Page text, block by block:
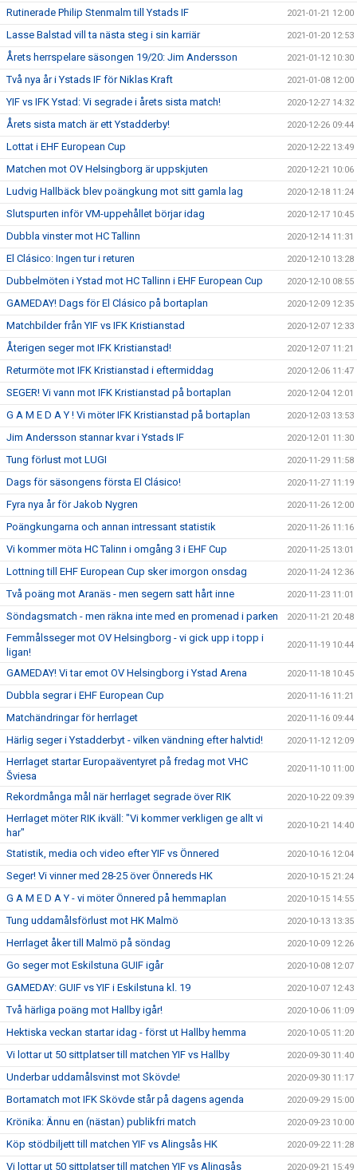
Rutinerade Philip Stenmalm till Ystads IF 2021-01-21 12:00
Lasse Balstad vill ta nästa steg i sin karriär 2021-01-20 12:53
Årets herrspelare säsongen 19/20: Jim Andersson 2021-01-12 10:30
Två nya år i Ystads IF för Niklas Kraft 2021-01-08 12:00
YIF vs IFK Ystad: Vi segrade i årets sista match! 2020-12-27 14:32
Årets sista match är ett Ystadderby! 2020-12-26 09:44
Lottat i EHF European Cup 2020-12-22 13:49
Matchen mot OV Helsingborg är uppskjuten 2020-12-21 10:06
Ludvig Hallbäck blev poängkung mot sitt gamla lag 2020-12-18 11:24
Slutspurten inför VM-uppehållet börjar idag 2020-12-17 10:45
Dubbla vinster mot HC Tallinn 2020-12-14 11:31
El Clásico: Ingen tur i returen 2020-12-10 13:28
Dubbelmöten i Ystad mot HC Tallinn i EHF European Cup 2020-12-10 08:55
GAMEDAY! Dags för El Clásico på bortaplan 2020-12-09 12:35
Matchbilder från YIF vs IFK Kristianstad 2020-12-07 12:33
Återigen seger mot IFK Kristianstad! 2020-12-07 11:21
Returmöte mot IFK Kristianstad i eftermiddag 2020-12-06 11:47
SEGER! Vi vann mot IFK Kristianstad på bortaplan 2020-12-04 12:01
G A M E D A Y ! Vi möter IFK Kristianstad på bortaplan 2020-12-03 13:53
Jim Andersson stannar kvar i Ystads IF 2020-12-01 11:30
Tung förlust mot LUGI 2020-11-29 11:58
Dags för säsongens första El Clásico! 2020-11-27 11:19
Fyra nya år för Jakob Nygren 2020-11-26 12:00
Poängkungarna och annan intressant statistik 2020-11-26 11:16
Vi kommer möta HC Talinn i omgång 3 i EHF Cup 2020-11-25 13:01
Lottning till EHF European Cup sker imorgon onsdag 2020-11-24 12:36
Två poäng mot Aranäs - men segern satt hårt inne 2020-11-23 11:01
Söndagsmatch - men räkna inte med en promenad i parken 2020-11-21 20:48
Femmålsseger mot OV Helsingborg - vi gick upp i topp i
ligan!
2020-11-19 10:44
GAMEDAY! Vi tar emot OV Helsingborg i Ystad Arena 2020-11-18 10:45
Dubbla segrar i EHF European Cup 2020-11-16 11:21
Matchändringar för herrlaget 2020-11-16 09:44
Härlig seger i Ystadderbyt - vilken vändning efter halvtid! 2020-11-12 12:09
Herrlaget startar Europaäventyret på fredag mot VHC
Šviesa
2020-11-10 11:00
Rekordmånga mål när herrlaget segrade över RIK 2020-10-22 09:39
Herrlaget möter RIK ikväll: "Vi kommer verkligen ge allt vi
har"
2020-10-21 14:40
Statistik, media och video efter YIF vs Önnered 2020-10-16 12:04
Seger! Vi vinner med 28-25 över Önnereds HK 2020-10-15 21:24
G A M E D A Y - vi möter Önnered på hemmaplan 2020-10-15 14:55
Tung uddamålsförlust mot HK Malmö 2020-10-13 13:35
Herrlaget åker till Malmö på söndag 2020-10-09 12:26
Go seger mot Eskilstuna GUIF igår 2020-10-08 12:07
GAMEDAY: GUIF vs YIF i Eskilstuna kl. 19 2020-10-07 12:43
Två härliga poäng mot Hallby igår! 2020-10-06 11:09
Hektiska veckan startar idag - först ut Hallby hemma 2020-10-05 11:20
Vi lottar ut 50 sittplatser till matchen YIF vs Hallby 2020-09-30 11:40
Underbar uddamålsvinst mot Skövde! 2020-09-30 11:17
Bortamatch mot IFK Skövde står på dagens agenda 2020-09-29 15:00
Krönika: Ännu en (nästan) publikfri match 2020-09-23 10:00
Köp stödbiljett till matchen YIF vs Alingsås HK 2020-09-22 11:28
Vi lottar ut 50 sittplatser till matchen YIF vs Alingsås 2020-09-21 15:49